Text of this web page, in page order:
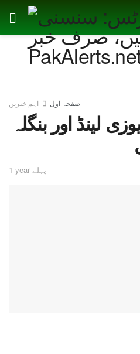
صفحہ اول اہم خبریں
لینڈ اور بنگلہ
1 year پہلے